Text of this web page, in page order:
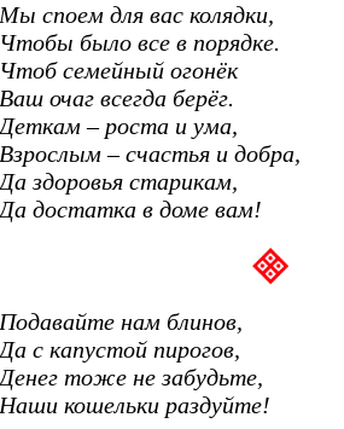
Мы споем для вас колядки,
Чтобы было все в порядке.
Чтоб семейный огонёк
Ваш очаг всегда берёг.
Деткам – роста и ума,
Взрослым – счастья и добра,
Да здоровья старикам,
Да достатка в доме вам!
Подавайте нам блинов,
Да с капустой пирогов,
Денег тоже не забудьте,
Наши кошельки раздуйте!